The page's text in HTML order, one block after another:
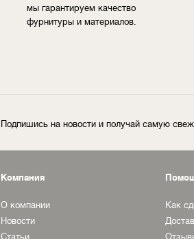
мы гарантируем качество
фурнитуры и материалов.
Подпишись на новости и получай самую
Компания
О компании
Новости
Статьи
Как